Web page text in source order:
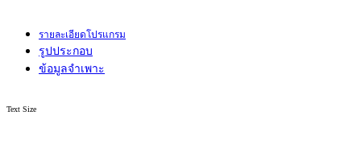
รายละเอียดโปรแกรม
รูปประกอบ
ข้อมูลจำเพาะ
Text Size